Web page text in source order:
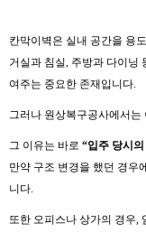
칸막이벽은 실내 공간을 용
거실과 침실, 주방과 다이닝
여주는 중요한 존재입니다.
그러나 원상복구공사에서는
그 이유는 바로 “입주 당시의
만약 구조 변경을 했던 경우
니다.
또한 오피스나 상가의 경우,